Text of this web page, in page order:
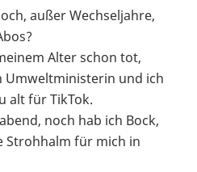
außer Wechseljahre,
Alter schon tot,
Umweltministerin und ich
alt für TikTok.
noch hab ich Bock,
Strohhalm für mich in